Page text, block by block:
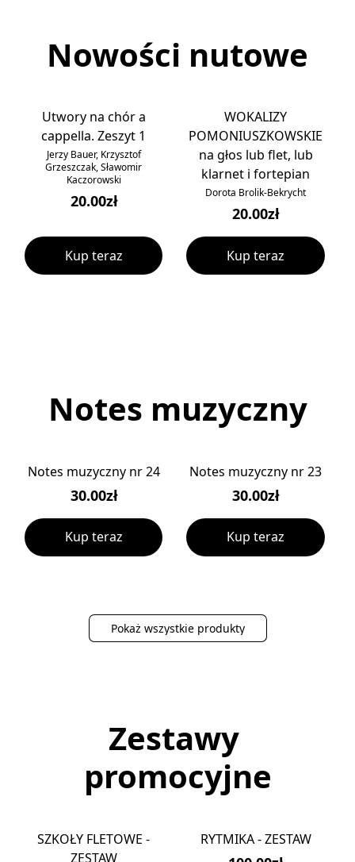
Nowości nutowe
Utwory na chór a
cappella. Zeszyt 1
Jerzy Bauer, Krzysztof
Grzeszczak, Sławomir
Kaczorowski
20.00zł
Kup teraz
WOKALIZY
POMONIUSZKOWSKIE
na głos lub flet, lub
klarnet i fortepian
Dorota Brolik-Bekrycht
20.00zł
Kup teraz
Notes muzyczny
Notes muzyczny nr 24
30.00zł
Kup teraz
Notes muzyczny nr 23
30.00zł
Kup teraz
Pokaż wszystkie produkty
Zestawy
promocyjne
SZKOŁY FLETOWE -
ZESTAW
RYTMIKA - ZESTAW